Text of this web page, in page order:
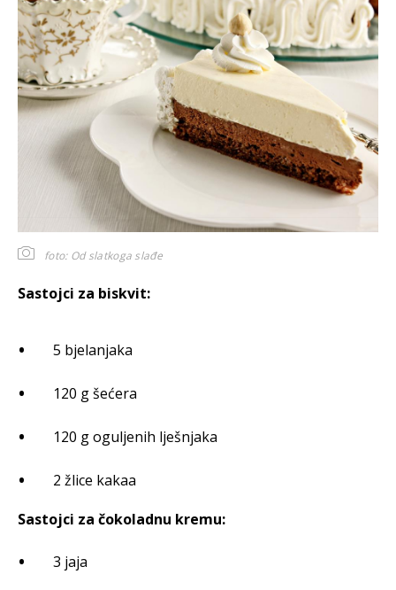
foto: Od slatkoga slađe
Sastojci za biskvit:
5 bjelanjaka
120 g šećera
120 g oguljenih lješnjaka
2 žlice kakaa
Sastojci za čokoladnu kremu:
3 jaja